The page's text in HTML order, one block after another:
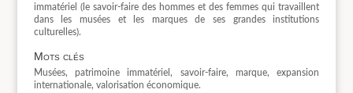
immatériel (le savoir-faire des hommes et des femmes qui travaillent
dans les musées et les marques de ses grandes institutions
culturelles).
Mots clés
Musées, patrimoine immatériel, savoir-faire, marque, expansion
internationale, valorisation économique.